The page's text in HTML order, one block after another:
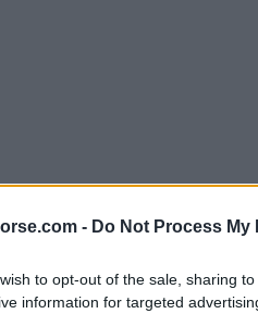
- Do Not Process
to opt-out of the sale, sharing
information for targeted
¿Por qué se publica